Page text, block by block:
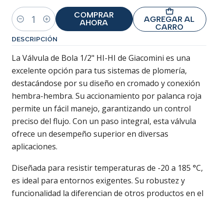
Cantidad
AGREGAR AL
CARRO
COMPRAR
AHORA
DESCRIPCIÓN
La Válvula de Bola 1/2" HI-HI de Giacomini es una
excelente opción para tus sistemas de plomería,
destacándose por su diseño en cromado y conexión
hembra-hembra. Su accionamiento por palanca roja
permite un fácil manejo, garantizando un control
preciso del flujo. Con un paso integral, esta válvula
ofrece un desempeño superior en diversas
aplicaciones.
Diseñada para resistir temperaturas de -20 a 185 °C,
es ideal para entornos exigentes. Su robustez y
funcionalidad la diferencian de otros productos en el